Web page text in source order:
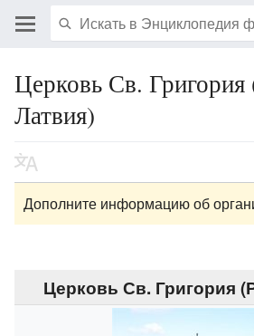
Церковь Св. Григория
Латвия)
Дополните информацию об
Церковь Св. Григория